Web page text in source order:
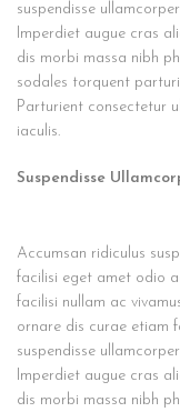
suspendisse
Imperdiet augue cras
dis morbi massa nibh
sodales torquent
Parturient consectetur
iaculis.
Suspendisse
Accumsan ridiculus
facilisi eget amet odio
facilisi nullam ac
ornare dis curae etiam
suspendisse
Imperdiet augue cras
dis morbi massa nibh